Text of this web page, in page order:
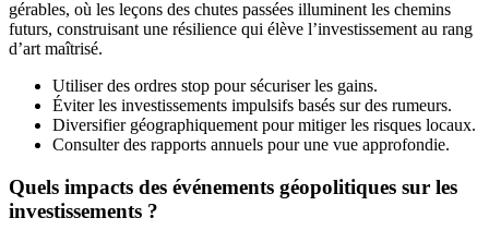
gérables, où les leçons des chutes passées illuminent les chemins
futurs, construisant une résilience qui élève l’investissement au rang
d’art maîtrisé.
Utiliser des ordres stop pour sécuriser les gains.
Éviter les investissements impulsifs basés sur des rumeurs.
Diversifier géographiquement pour mitiger les risques locaux.
Consulter des rapports annuels pour une vue approfondie.
Quels impacts des événements géopolitiques sur les
investissements ?